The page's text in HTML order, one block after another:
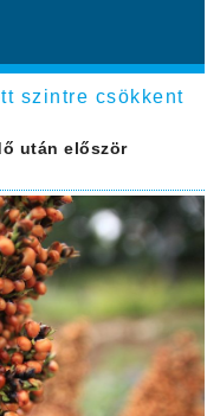
szintre csökkent
után először